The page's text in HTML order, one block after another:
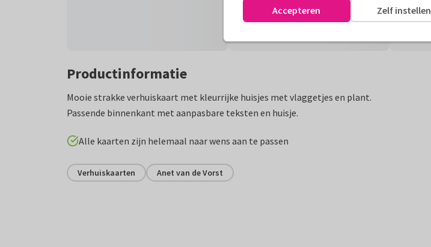
Productinformatie
Mooie strakke verhuiskaart met kleurrijke huisjes met vlaggetjes en plant.
Passende binnenkant met aanpasbare teksten en huisje.
Alle kaarten zijn helemaal naar wens aan te passen
Verhuiskaarten Anet van de Vorst
Zelf instellen
Accepteren